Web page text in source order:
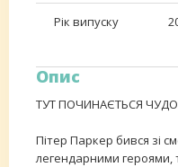
Рік випуску
Опис
ТУТ ПОЧИНАЄТЬСЯ
Пітер Паркер бився зі
легендарними героями,